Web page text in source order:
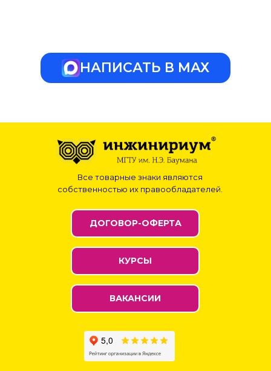
НАПИСАТЬ В МАХ
Все товарные знаки являются
собственностью их правообладателей.
ВАКАНСИИ
КУРСЫ
ДОГОВОР-ОФЕРТА